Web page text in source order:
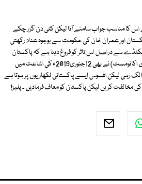
اس کا مناسب جواب سامنے آتا لیکن کئی دن گزر چکے
اور عمران خان کی حکومت سے بوجوہ عناد رکھتی
سے دراصل اس تاثر کو فروغ دینا ہے کہ پاکستان
ایک استبدادی ملک ہے اور خانصاحب کی حکومت جابرانہ ہے۔معروف برطانوی جریدے(دی اکانومسٹ) نے بھی 12جنوری2019ء کی اشاعت میں
رہی لیکن افسوس ایسے پاکستانی لکھاریوں پر ہوتا ہے
کریں لیکن پاکستان کو معاف فرمادیں ۔ پلیز!